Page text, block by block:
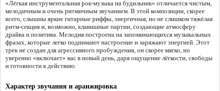
«Лёгкая инструментальная рок-музыка на будильник» отличается чистым,
мелодичным и очень ритмичным звучанием. В этой композиции, скорее
всего, слышны яркие гитарные риффы, энергичная, но не слишком тяжёлая
ритм-секция и, возможно, клавишные партии, создающие атмосферу
драйва и позитива. Мелодия построена на запоминающихся музыкальных
фразах, которые легко поднимают настроение и заряжают энергией. Этот
трек не создан для агрессивного пробуждения, он скорее мягко, но
уверенно «включает» вас в новый день, даря ощущение лёгкости, свободы
и готовности к действию.
Характер звучания и аранжировка